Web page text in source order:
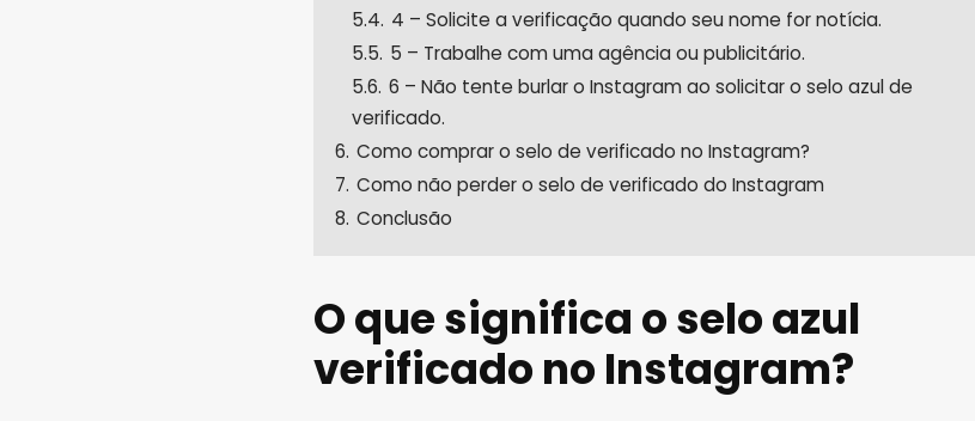
5.4. 4 – Solicite a verificação quando seu nome for notícia.
5.5. 5 – Trabalhe com uma agência ou publicitário.
5.6. 6 – Não tente burlar o Instagram ao solicitar o selo azul de
verificado.
6. Como comprar o selo de verificado no Instagram?
7. Como não perder o selo de verificado do Instagram
8. Conclusão
O que significa o selo azul
verificado no Instagram?